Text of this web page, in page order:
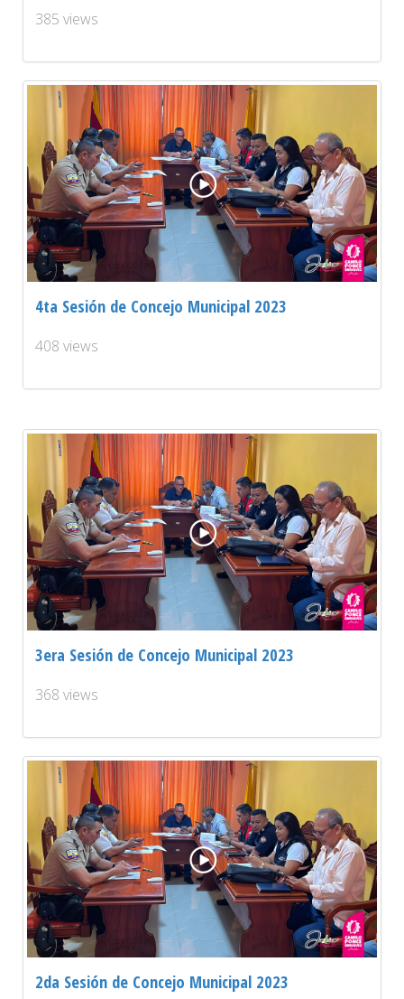
385 views
4ta Sesión de Concejo Municipal 2023
408 views
3era Sesión de Concejo Municipal 2023
368 views
2da Sesión de Concejo Municipal 2023